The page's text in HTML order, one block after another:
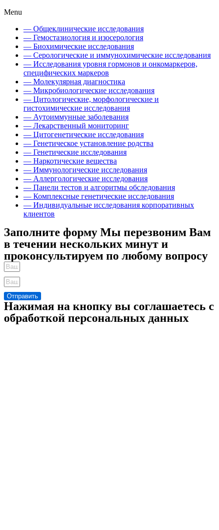
Menu
— Общеклинические исследования
— Гемостазиология и изосерология
— Биохимические исследования
— Серологические и иммунохимические исследования
— Исследования уровня гормонов и онкомаркеров,
специфических маркеров
— Молекулярная диагностика
— Микробиологические исследования
— Цитологические, морфологические и
гистохимические исследования
— Аутоиммунные заболевания
— Лекарственный мониторинг
— Цитогенетические исследования
— Генетическое установление родства
— Генетические исследования
— Наркотические вещества
— Иммунологические исследования
— Аллергологические исследования
— Панели тестов и алгоритмы обследования
— Комплексные генетические исследования
— Индивидуальные исследования корпоративных
клиентов
Заполните форму Мы перезвоним Вам
в течении нескольких минут и
проконсультируем по любому вопросу
Отправить
Нажимая на кнопку вы соглашаетесь с
обработкой персональных данных